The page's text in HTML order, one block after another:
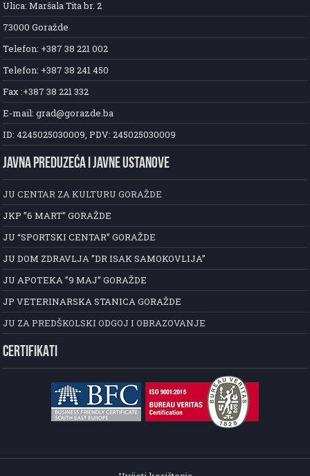
Ulica: Maršala Tita br. 2
73000 Goražde
Telefon: +387 38 221 002
Telefon: +387 38 241 450
Fax :+387 38 221 332
E-mail: grad@gorazde.ba
ID: 4245025030009, PDV: 245025030009
JAVNA PREDUZEĆA I JAVNE USTANOVE
JU CENTAR ZA KULTURU GORAŽDE
JKP ”6 MART” GORAŽDE
JU “SPORTSKI CENTAR” GORAŽDE
JU DOM ZDRAVLJA ”DR ISAK SAMOKOVLIJA”
JU APOTEKA ”9 MAJ” GORAŽDE
JP VETERINARSKA STANICA GORAŽDE
JU ZA PREDŠKOLSKI ODGOJ I OBRAZOVANJE
CERTIFIKATI